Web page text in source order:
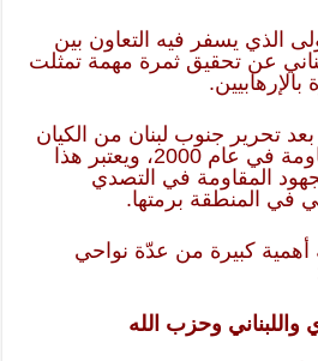
الذي يسفر فيه التعاون بين
عن تحقيق ثمرة مهمة تمثلت
بعد تحرير جنوب لبنان من الكيان
الصهيوني على يد المقاومة في عام 2000، ويعتبر هذا
لجهود المقاومة في التصدي
في المنطقة برمتها.
كبيرة من عدّة نواحي
وحزب الله